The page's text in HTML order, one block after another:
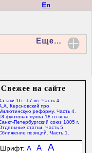
En
Еще...
Свежее на сайте
16 - 17 вв. Часть 4.
Керсновский про
реформу. Часть 4.
фунтовая пушка 18-го века.
Петербургский союз 1805 г.
статьи. Часть 5.
позиций. Часть 1.
Шрифт: A A A